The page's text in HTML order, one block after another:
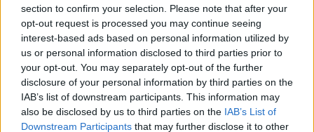
section to confirm your selection. Please note that after your
opt-out request is processed you may continue seeing
interest-based ads based on personal information utilized by
us or personal information disclosed to third parties prior to
your opt-out. You may separately opt-out of the further
disclosure of your personal information by third parties on the
IAB’s list of downstream participants. This information may
also be disclosed by us to third parties on the IAB’s List of
Downstream Participants that may further disclose it to other